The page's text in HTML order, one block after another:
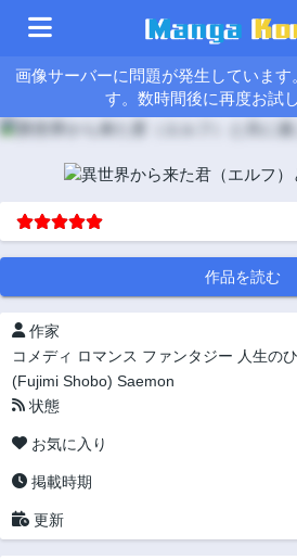
画像サーバーに問題が発生していま
す。数時間後に再度お試
作品を読む
作家
コメディ ロマンス ファンタジー 人生の
(Fujimi Shobo) Saemon
状態
お気に入り
掲載時期
更新